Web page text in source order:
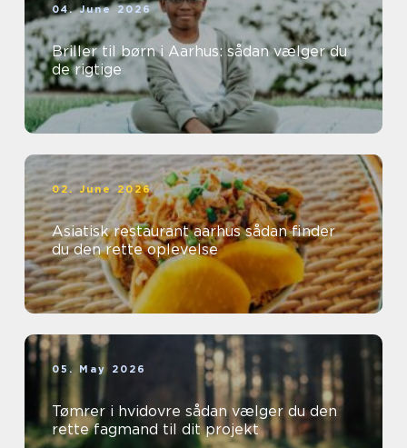
04. June 2026
Briller til børn i Aarhus: sådan vælger du
de rigtige
02. June 2026
Asiatisk restaurant aarhus sådan finder
du den rette oplevelse
05. May 2026
Tømrer i hvidovre sådan vælger du den
rette fagmand til dit projekt